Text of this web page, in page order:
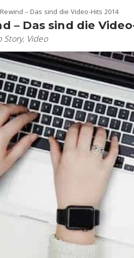
– Das sind die Video-Hits 2014
– Das sind die
Story, Video